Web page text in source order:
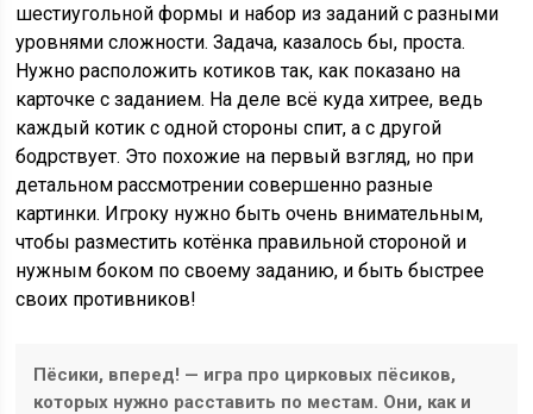
шестиугольной формы и набор из заданий с разными
уровнями сложности. Задача, казалось бы, проста.
Нужно расположить котиков так, как показано на
карточке с заданием. На деле всё куда хитрее, ведь
каждый котик с одной стороны спит, а с другой
бодрствует. Это похожие на первый взгляд, но при
детальном рассмотрении совершенно разные
картинки. Игроку нужно быть очень внимательным,
чтобы разместить котёнка правильной стороной и
нужным боком по своему заданию, и быть быстрее
своих противников!
Пёсики, вперед! — игра про цирковых пёсиков,
которых нужно расставить по местам. Они, как и